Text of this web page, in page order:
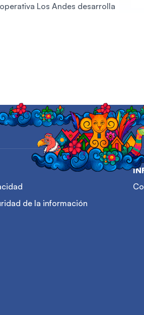
Los Andes desarrolla
de la información